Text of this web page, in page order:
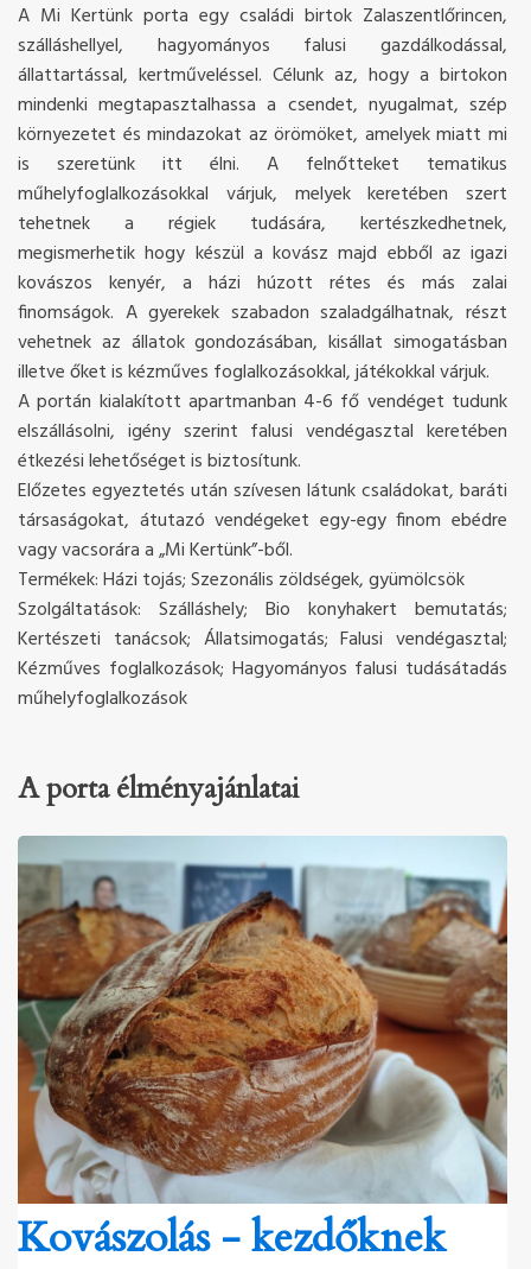
A Mi Kertünk porta egy családi birtok Zalaszentlőrincen,
szálláshellyel, hagyományos falusi gazdálkodással,
állattartással, kertműveléssel. Célunk az, hogy a birtokon
mindenki megtapasztalhassa a csendet, nyugalmat, szép
környezetet és mindazokat az örömöket, amelyek miatt mi
is szeretünk itt élni. A felnőtteket tematikus
műhelyfoglalkozásokkal várjuk, melyek keretében szert
tehetnek a régiek tudására, kertészkedhetnek,
megismerhetik hogy készül a kovász majd ebből az igazi
kovászos kenyér, a házi húzott rétes és más zalai
finomságok. A gyerekek szabadon szaladgálhatnak, részt
vehetnek az állatok gondozásában, kisállat simogatásban
illetve őket is kézműves foglalkozásokkal, játékokkal várjuk.
A portán kialakított apartmanban 4-6 fő vendéget tudunk
elszállásolni, igény szerint falusi vendégasztal keretében
étkezési lehetőséget is biztosítunk.
Előzetes egyeztetés után szívesen látunk családokat, baráti
társaságokat, átutazó vendégeket egy-egy finom ebédre
vagy vacsorára a „Mi Kertünk”-ből.
Termékek: Házi tojás; Szezonális zöldségek, gyümölcsök
Szolgáltatások: Szálláshely; Bio konyhakert bemutatás;
Kertészeti tanácsok; Állatsimogatás; Falusi vendégasztal;
Kézműves foglalkozások; Hagyományos falusi tudásátadás
műhelyfoglalkozások
A porta élményajánlatai
Kovászolás - kezdőknek